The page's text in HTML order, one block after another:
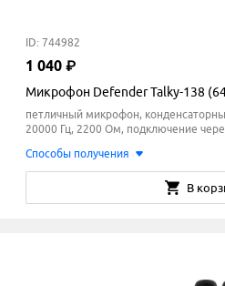
ID: 744982
1 040 ₽
Микрофон Defender Talky-138
петличный микрофон,
20000 Гц, 2200 Ом, подключение
Способы получения
В